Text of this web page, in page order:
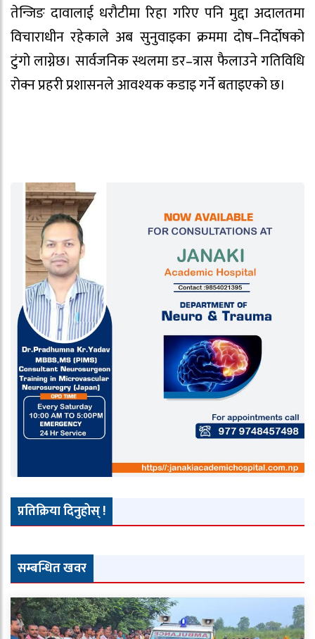
तेन्जिङ दावालाई धरौटीमा रिहा गरिए पनि मुद्दा अदालतमा
विचाराधीन रहेकाले अब सुनुवाइका क्रममा दोष–निर्दोषको
टुंगो लाग्नेछ। सार्वजनिक स्थलमा डर–त्रास फैलाउने गतिविधि
रोक्न प्रहरी प्रशासनले आवश्यक कडाइ गर्ने बताइएको छ।
प्रतिक्रिया दिनुहोस् !
सम्बन्धित खवर